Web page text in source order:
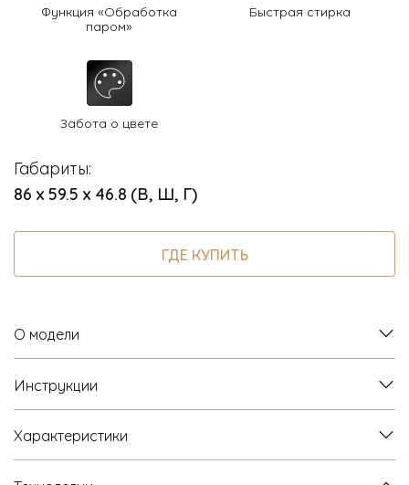
Функция «Обработка
паром»
Быстрая стирка
Забота о цвете
Габариты:
86 х 59.5 х 46.8 (В, Ш, Г)
ГДЕ КУПИТЬ
О модели
Инструкции
Характеристики